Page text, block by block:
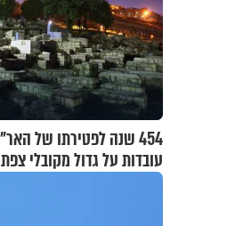
עובדות על גדול מקובלי צפת